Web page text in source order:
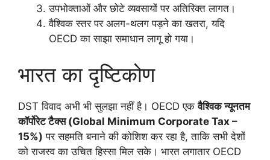
उपभोक्ताओं और छोटे व्यवसायों पर अतिरिक्त लागत।
वैश्विक स्तर पर अलग-थलग पड़ने का खतरा, यदि
OECD का साझा समाधान लागू हो गया।
भारत का दृष्टिकोण
DST विवाद अभी भी सुलझा नहीं है। OECD एकवैश्विक न्यूनतम
कॉर्पोरेट टैक्स (Global Minimum Corporate Tax –
15%) पर सहमति बनाने की कोशिश कर रहा है, ताकि सभी देशों
को राजस्व का उचित हिस्सा मिल सके। भारत लगातार OECD